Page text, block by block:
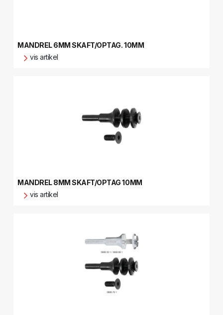
MANDREL 6MM SKAFT/OPTAG. 10MM
vis artikel
MANDREL 8MM SKAFT/OPTAG 10MM
vis artikel